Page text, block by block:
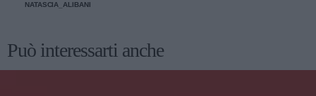
NATASCIA_ALIBANI
Può interessarti anche